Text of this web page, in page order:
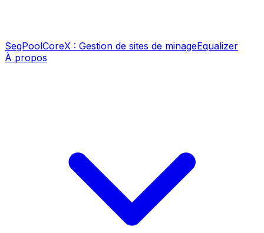
SegPoolCoreX : Gestion de sites de minageEqualizer
À propos